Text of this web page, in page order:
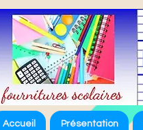
Accueil Présentation